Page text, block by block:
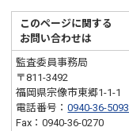
このページに関する
お問い合わせは
監査委員事務局
〒811-3492
福岡県宗像市東郷1-1-1
電話番号：0940-36-5093
Fax：0940-36-0270